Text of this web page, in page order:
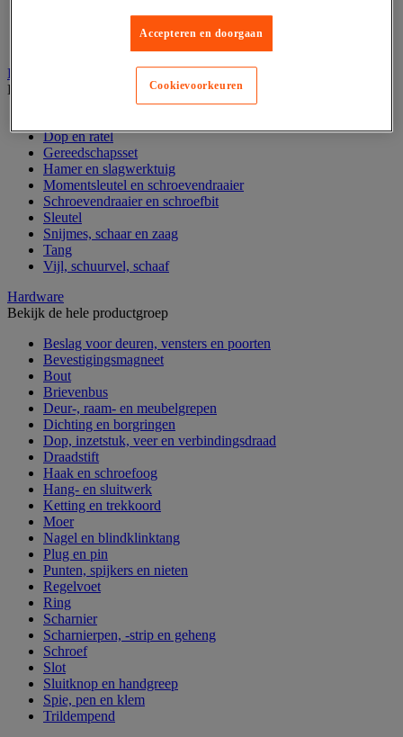
Gereedschapskoffer en versterkte kist
Handgereedschap
Bekijk de hele productgroep
Dop en ratel
Gereedschapsset
Hamer en slagwerktuig
Momentsleutel en schroevendraaier
Schroevendraaier en schroefbit
Sleutel
Snijmes, schaar en zaag
Tang
Vijl, schuurvel, schaaf
Hardware
Bekijk de hele productgroep
Beslag voor deuren, vensters en poorten
Bevestigingsmagneet
Bout
Brievenbus
Deur-, raam- en meubelgrepen
Dichting en borgringen
Dop, inzetstuk, veer en verbindingsdraad
Draadstift
Haak en schroefoog
Hang- en sluitwerk
Ketting en trekkoord
Moer
Nagel en blindklinktang
Plug en pin
Punten, spijkers en nieten
Regelvoet
Ring
Scharnier
Scharnierpen, -strip en geheng
Schroef
Slot
Sluitknop en handgreep
Spie, pen en klem
Trildempend
Accepteren en doorgaan
Cookievoorkeuren